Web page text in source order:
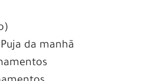
da manhã